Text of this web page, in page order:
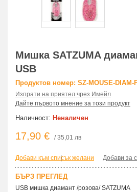
Мишка SATZUMA
USB
Продуктов номер: SZ-MOUSE-DIAM-
Изпрати на приятел чрез Имейл
Дайте първото мнение за този продукт
Наличност: Неналичен
17,90 € / 35,01 лв
Добави към списък желани
| Добави за
БЪРЗ ПРЕГЛЕД
USB мишка диамант /розова/ SATZUMA